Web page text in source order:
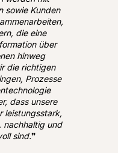
sowie Kunden
die eine
über
hinweg
die richtigen
Prozesse
dass unsere
leistungsstark,
nachhaltig und
sind.❞